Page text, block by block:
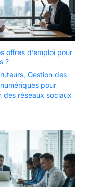
offres d’emploi pour
?
, Gestion des
pour
des réseaux sociaux